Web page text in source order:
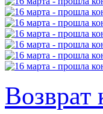
Возврат